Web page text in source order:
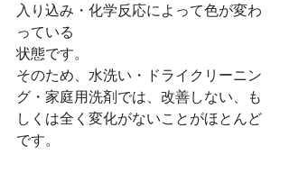
入り込み・化学反応によって色が変わ
っている
状態です。
そのため、水洗い・ドライクリーニン
グ・家庭用洗剤では、改善しない、も
しくは全く変化がないことがほとんど
です。